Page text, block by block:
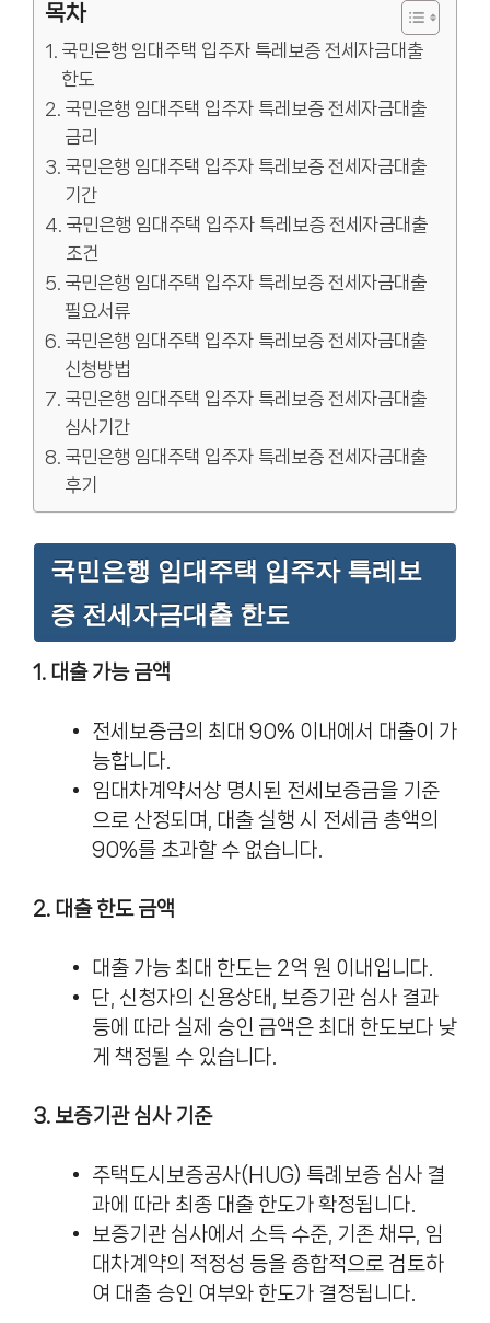
목차
국민은행 임대주택 입주자 특레보증 전세자금대출
한도
국민은행 임대주택 입주자 특레보증 전세자금대출
금리
국민은행 임대주택 입주자 특레보증 전세자금대출
기간
국민은행 임대주택 입주자 특레보증 전세자금대출
조건
국민은행 임대주택 입주자 특레보증 전세자금대출
필요서류
국민은행 임대주택 입주자 특레보증 전세자금대출
신청방법
국민은행 임대주택 입주자 특레보증 전세자금대출
심사기간
국민은행 임대주택 입주자 특레보증 전세자금대출
후기
국민은행 임대주택 입주자 특레보
증 전세자금대출 한도
1. 대출 가능 금액
전세보증금의 최대 90% 이내에서 대출이 가
능합니다.
임대차계약서상 명시된 전세보증금을 기준
으로 산정되며, 대출 실행 시 전세금 총액의
90%를 초과할 수 없습니다.
2. 대출 한도 금액
대출 가능 최대 한도는 2억 원 이내입니다.
단, 신청자의 신용상태, 보증기관 심사 결과
등에 따라 실제 승인 금액은 최대 한도보다 낮
게 책정될 수 있습니다.
3. 보증기관 심사 기준
주택도시보증공사(HUG) 특례보증 심사 결
과에 따라 최종 대출 한도가 확정됩니다.
보증기관 심사에서 소득 수준, 기존 채무, 임
대차계약의 적정성 등을 종합적으로 검토하
여 대출 승인 여부와 한도가 결정됩니다.